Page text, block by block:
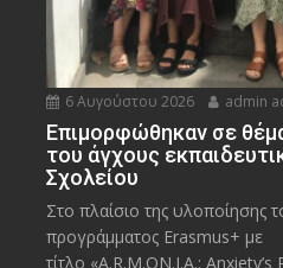
6 Αυγούστου 2026 admin
Eπιμορφώθηκαν σε
του άγχους
Σχολείου
Στο πλαίσιο της υλοποίησης
προγράμματος Erasmus+ με
τίτλο «A.R.M.ON.I.A.: